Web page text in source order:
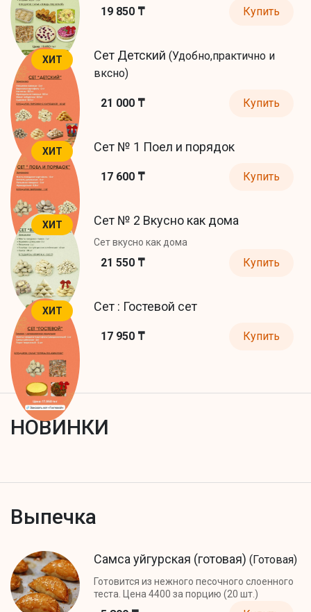
19 850 ₸ Купить
ХИТ Сет Детский (Удобно,практично и
вксно)
21 000 ₸ Купить
ХИТ Сет № 1 Поел и порядок
17 600 ₸ Купить
ХИТ Сет № 2 Вкусно как дома
Сет вкусно как дома
21 550 ₸ Купить
ХИТ Сет : Гостевой сет
17 950 ₸ Купить
НОВИНКИ
Выпечка
Самса уйгурская (готовая) (Готовая)
Готовится из нежного песочного слоенного
теста. Цена 4400 за порцию (20 шт.)